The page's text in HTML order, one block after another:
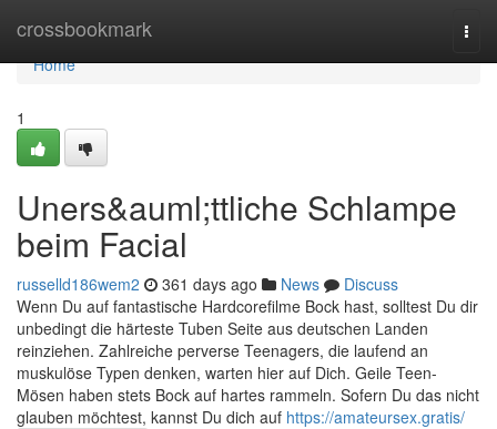
crossbookmark
Home
Home
1
Uners&auml;ttliche Schlampe
beim Facial
russelld186wem2 361 days ago News
Discuss
Wenn Du auf fantastische Hardcorefilme Bock hast, solltest Du dir
unbedingt die härteste Tuben Seite aus deutschen Landen
reinziehen. Zahlreiche perverse Teenagers, die laufend an
muskulöse Typen denken, warten hier auf Dich. Geile Teen-
Mösen haben stets Bock auf hartes rammeln. Sofern Du das nicht
glauben möchtest, kannst Du dich auf https://amateursex.gratis/